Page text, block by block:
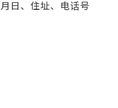
日、住址、电话号